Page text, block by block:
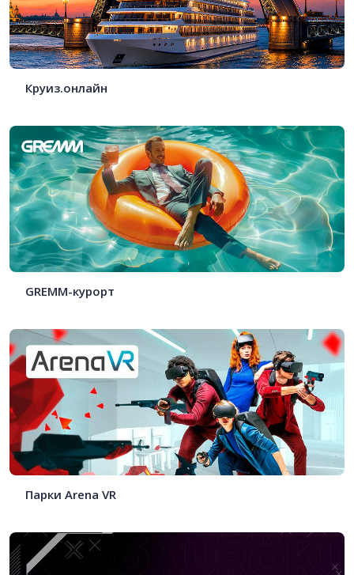
Круиз.онлайн
GREMM -курорт
Парки Arena VR